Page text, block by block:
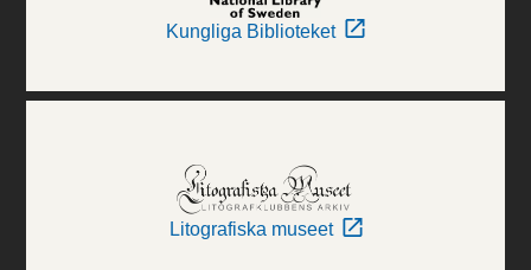
Kungliga Biblioteket
Litografiska museet